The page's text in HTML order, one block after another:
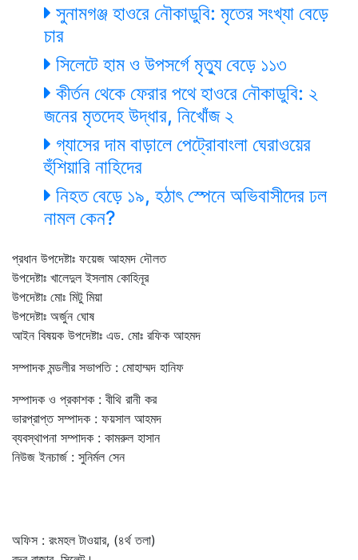
সুনামগঞ্জ হাওরে নৌকাডুবি: মৃতের সংখ্যা বেড়ে
চার
সিলেটে হাম ও উপসর্গে মৃত্যু বেড়ে ১১৩
কীর্তন থেকে ফেরার পথে হাওরে নৌকাডুবি: ২
জনের মৃতদেহ উদ্ধার, নিখোঁজ ২
গ্যাসের দাম বাড়ালে পেট্রোবাংলা ঘেরাওয়ের
হুঁশিয়ারি নাহিদের
নিহত বেড়ে ১৯, হঠাৎ স্পেনে অভিবাসীদের ঢল
নামল কেন?
প্রধান উপদেষ্টাঃ ফয়েজ আহমদ দৌলত
উপদেষ্টাঃ খালেদুল ইসলাম কোহিনূর
উপদেষ্টাঃ মোঃ মিটু মিয়া
উপদেষ্টাঃ অর্জুন ঘোষ
আইন বিষয়ক উপদেষ্টাঃ এড. মোঃ রফিক আহমদ
সম্পাদক মন্ডলীর সভাপতি : মোহাম্মদ হানিফ
সম্পাদক ও প্রকাশক : বীথি রানী কর
ভারপ্রাপ্ত সম্পাদক : ফয়সাল আহমদ
ব্যবস্থাপনা সম্পাদক : কামরুল হাসান
নিউজ ইনচার্জ : সুনির্মল সেন
অফিস : রংমহল টাওয়ার, (৪র্থ তলা)